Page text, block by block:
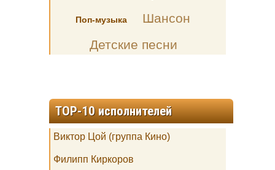
Поп-музыка
Шансон
Детские песни
TOP-10 исполнителей
Виктор Цой (группа Кино)
Филипп Киркоров